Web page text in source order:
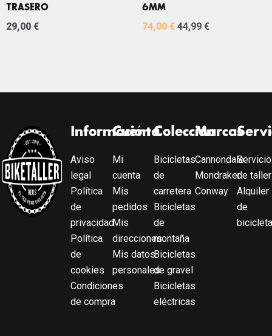
TRASERO
29,00 €
6MM
74,00€ 44,99 €
Información
Aviso
legal
Política
de
privacidad
Política
de
cookies
Condiciones
de compra
Cuenta
Mi
cuenta
Mis
pedidos
Mis
direcciones
Mis datos
personales
Colección
Bicicletas
de
carretera
Bicicletas
de
montaña
Bicicletas
de gravel
Bicicletas
eléctricas
Marcas
Cannondale
Mondraker
Conway
Servicio
de taller
Alquiler
de